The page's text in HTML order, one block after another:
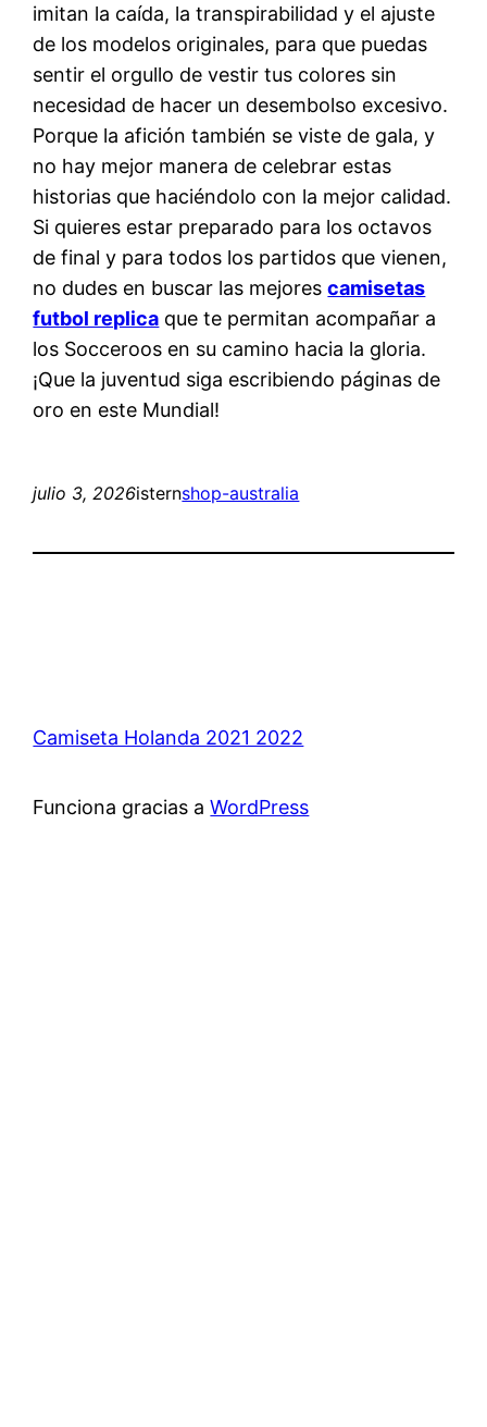
imitan la caída, la transpirabilidad y el ajuste
de los modelos originales, para que puedas
sentir el orgullo de vestir tus colores sin
necesidad de hacer un desembolso excesivo.
Porque la afición también se viste de gala, y
no hay mejor manera de celebrar estas
historias que haciéndolo con la mejor calidad.
Si quieres estar preparado para los octavos
de final y para todos los partidos que vienen,
no dudes en buscar las mejorescamisetas
futbol replica que te permitan acompañar a
los Socceroos en su camino hacia la gloria.
¡Que la juventud siga escribiendo páginas de
oro en este Mundial!
julio 3, 2026isternshop-australia
Camiseta Holanda 2021 2022
Funciona gracias aWordPress